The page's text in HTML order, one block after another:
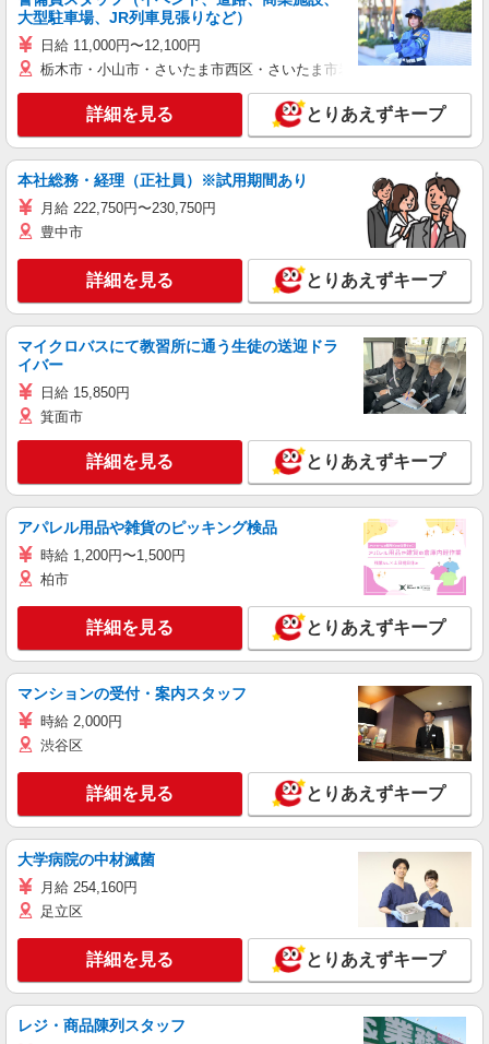
大型駐車場、JR列車見張りなど）
日給 11,000円〜12,100円
栃木市・小山市・さいたま市西区・さいたま市岩槻区・久喜市・蓮田
詳細を見る とりあえずキープ
本社総務・経理（正社員）※試用期間あり
月給 222,750円〜230,750円
豊中市
詳細を見る とりあえずキープ
マイクロバスにて教習所に通う生徒の送迎ドラ
イバー
日給 15,850円
箕面市
詳細を見る とりあえずキープ
アパレル用品や雑貨のピッキング検品
時給 1,200円〜1,500円
柏市
詳細を見る とりあえずキープ
マンションの受付・案内スタッフ
時給 2,000円
渋谷区
詳細を見る とりあえずキープ
大学病院の中材滅菌
月給 254,160円
足立区
詳細を見る とりあえずキープ
レジ・商品陳列スタッフ